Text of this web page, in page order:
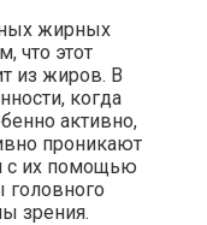
жирных
что этот
из жиров. В
когда
активно,
проникают
с их помощью
зрения.